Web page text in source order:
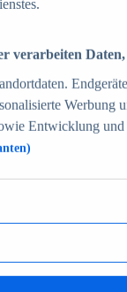
70+
verarbeiten
Werbung
Entwicklung